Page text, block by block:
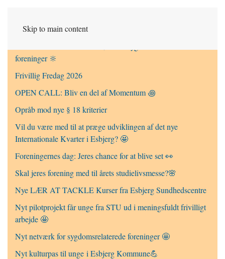
Skip to main content
foreninger 🔆
Frivillig Fredag 2026
OPEN CALL: Bliv en del af Momentum ꩜
Opråb mod nye § 18 kriterier
Vil du være med til at præge udviklingen af det nye
Internationale Kvarter i Esbjerg? 🤩
Foreningernes dag: Jeres chance for at blive set 👀
Skal jeres forening med til årets studielivsmesse?🌸
Nye LÆR AT TACKLE Kurser fra Esbjerg Sundhedscentre
Nyt pilotprojekt får unge fra STU ud i meningsfuldt frivilligt
arbejde 🤩
Nyt netværk for sygdomsrelaterede foreninger 🤩
Nyt kulturpas til unge i Esbjerg Kommune💪